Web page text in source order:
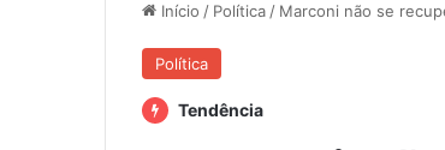
Início / Política / Marconi não se
Política
Tendência